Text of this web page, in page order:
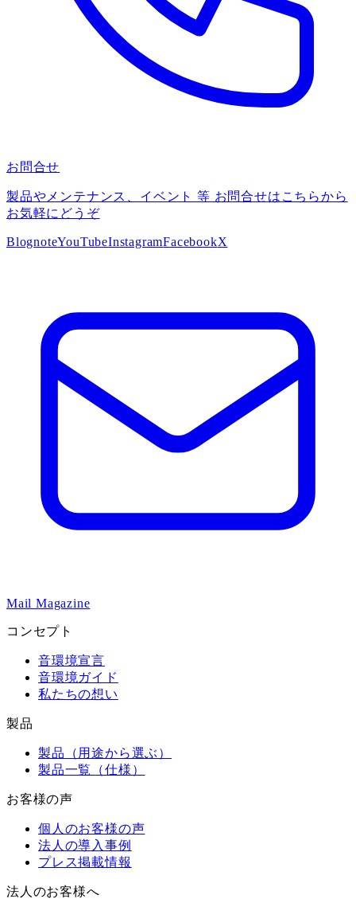
お問合せ
製品やメンテナンス、イベント 等 お問合せはこちらから
お気軽にどうぞ
BlognoteYouTubeInstagramFacebookX
Mail Magazine
コンセプト
音環境宣言
音環境ガイド
私たちの想い
製品
製品（用途から選ぶ）
製品一覧（仕様）
お客様の声
個人のお客様の声
法人の導入事例
プレス掲載情報
法人のお客様へ